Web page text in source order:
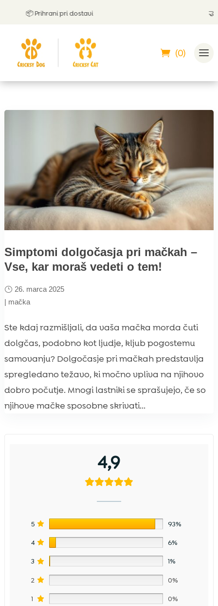
📦 Prihrani pri dostavi
(0)
Simptomi dolgočasja pri mačkah –
Vse, kar moraš vedeti o tem!
26. marca 2025
| mačka
Ste kdaj razmišljali, da vaša mačka morda čuti
dolgčas, podobno kot ljudje, kljub pogostemu
samovanju? Dolgočasje pri mačkah predstavlja
spregledano težavo, ki močno vpliva na njihovo
dobro počutje. Mnogi lastniki se sprašujejo, če so
njihove mačke sposobne skrivati...
4,9
5 93%
4 6%
3 1%
2 0%
1 0%